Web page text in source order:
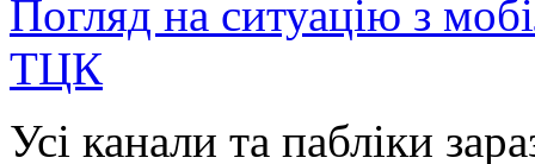
Погляд на ситуацію з
ТЦК
Усі канали та пабліки